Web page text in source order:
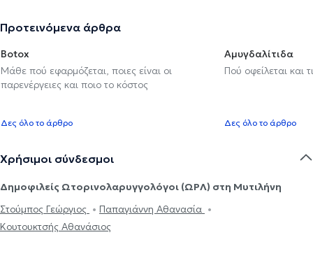
Προτεινόμενα άρθρα
Botox
Μάθε πού εφαρμόζεται, ποιες είναι οι
παρενέργειες και ποιο το κόστος
Δες όλο το άρθρο
Αμυγδαλίτιδα
Πού οφείλεται και
Δες όλο το άρθρο
Χρήσιμοι σύνδεσμοι
Δημοφιλείς Ωτορινολαρυγγολόγοι (ΩΡΛ) στη Μυτιλήνη
Στούμπος Γεώργιος
Παπαγιάννη Αθανασία
Κουτουκτσής Αθανάσιος